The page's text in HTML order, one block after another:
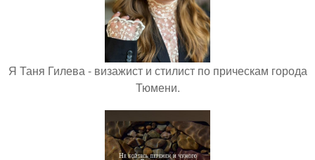
Я Таня Гилева - визажист и стилист по прическам города
Тюмени.